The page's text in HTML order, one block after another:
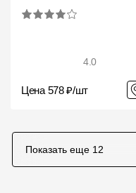
4.0
Цена 578 ₽/шт
Показать еще 12